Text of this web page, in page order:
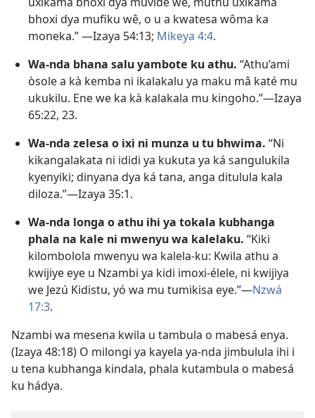
bhoxi dya mufiku wê, o u a kwatesa wôma ka
moneka.” —Izaya 54:13; Mikeya 4:4.
Wa-nda bhana salu yambote ku athu. “Athu’ami
òsole a kà kemba ni ikalakalu ya maku mâ katé mu
ukukilu. Ene we ka kà kalakala mu kingoho.”—Izaya
65:22, 23.
Wa-nda zelesa o ixi ni munza u tu bhwima. “Ni
kikangalakata ni ididi ya kukuta ya ká sangulukila
kyenyiki; dinyana dya ká tana, anga ditulula kala
diloza.”—Izaya 35:1.
Wa-nda longa o athu ihi ya tokala kubhanga
phala na kale ni mwenyu wa kalelaku. “Kiki
kilombolola mwenyu wa kalela-ku: Kwila athu a
kwijiye eye u Nzambi ya kidi imoxi-élele, ni kwijiya
we Jezú Kidistu, yó wa mu tumikisa eye.”—Nzwá
17:3.
Nzambi wa mesena kwila u tambula o mabesá enya.
(Izaya 48:18) O milongi ya kayela ya-nda jimbulula ihi i
u tena kubhanga kindala, phala kutambula o mabesá
ku hádya.